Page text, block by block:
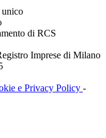
di RCS
Imprese di Milano
e Privacy Policy -